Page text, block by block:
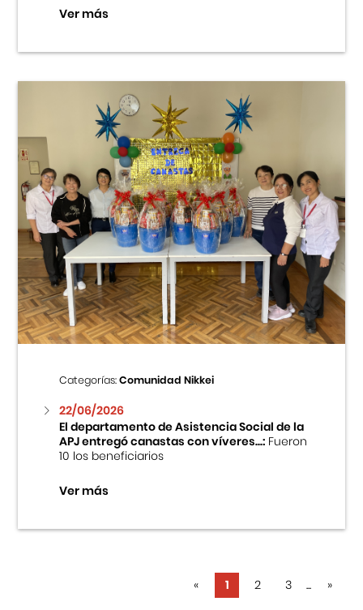
Ver más
Categorías:Comunidad Nikkei
22/06/2026
El departamento de Asistencia Social de la
APJ entregó canastas con víveres...:Fueron
10 los beneficiarios
Ver más
« 1 2 3 ... »